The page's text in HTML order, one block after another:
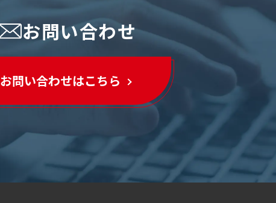
お問い合わせ
お問い合わせはこちら